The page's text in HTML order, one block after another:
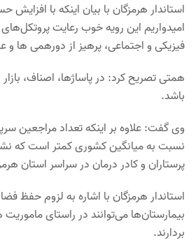
استاندار هرمزگان با بیان اینکه با
امیدواریم این رویه خوب رعایت
فیزیکی و اجتماعی، پرهیز از دورهمی ها
همتی تصریح کرد: در پاساژها، اصناف،
باشد.
وی گفت: علاوه بر اینکه تعداد مراجعین
نسبت به میانگین کشوری کمتر است که
پرستاران و کادر درمان در سراسر استان
استاندار هرمزگان با اشاره به لزوم حفظ
بیمارستان‌ها می‌توانند در راستای
بردارند.